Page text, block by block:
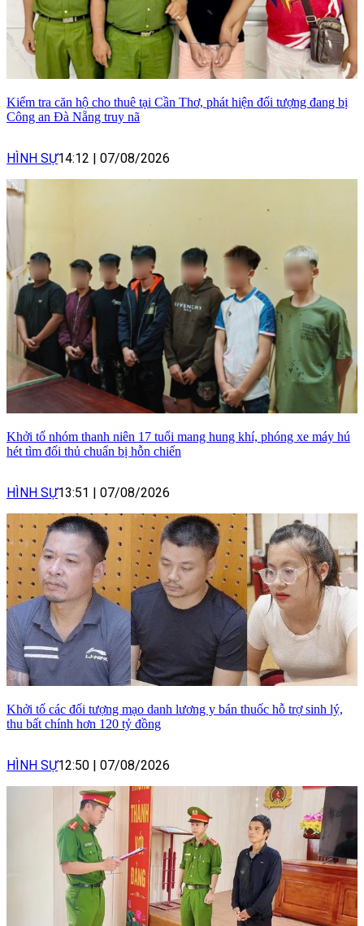
Kiểm tra căn hộ cho thuê tại Cần Thơ, phát hiện đối tượng đang bị
Công an Đà Nẵng truy nã
HÌNH SỰ14:12 | 07/08/2026
Khởi tố nhóm thanh niên 17 tuổi mang hung khí, phóng xe máy hú
hét tìm đối thủ chuẩn bị hỗn chiến
HÌNH SỰ13:51 | 07/08/2026
Khởi tố các đối tượng mạo danh lương y bán thuốc hỗ trợ sinh lý,
thu bất chính hơn 120 tỷ đồng
HÌNH SỰ12:50 07/08/2026